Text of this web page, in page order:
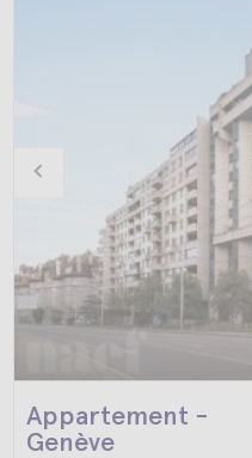
Appartement -
Genève